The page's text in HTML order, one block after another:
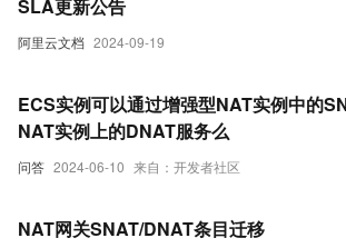
阿里云文档 2024-09-19
SLA更新公告
问答 2024-06-10 来自：开发者社区
ECS实例可以通过增强型NAT实例中的
NAT实例上的DNAT服务么
NAT网关SNAT/DNAT条目迁移